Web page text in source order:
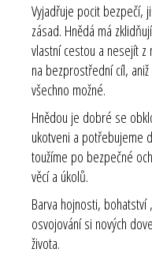
Vyjadřuje pocit bezpečí,
zásad. Hnědá má
vlastní cestou a nesejít z
na bezprostřední cíl,
všechno možné.
Hnědou je dobré se
ukotveni a potřebujeme
toužíme po bezpečné
věcí a úkolů.
Barva hojnosti,
osvojování si nových
života.